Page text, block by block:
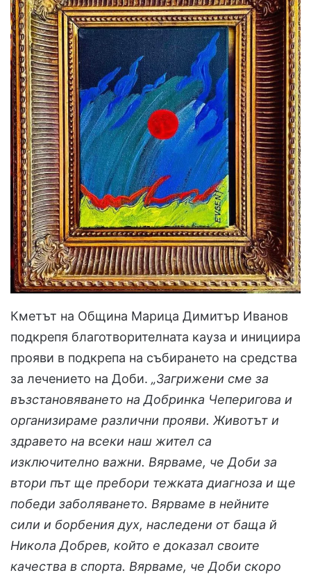
Кметът на Община Марица Димитър Иванов
подкрепя благотворителната кауза и инициира
прояви в подкрепа на събирането на средства
за лечението на Доби. „Загрижени сме за
възстановяването на Добринка Чеперигова и
организираме различни прояви. Животът и
здравето на всеки наш жител са
изключително важни. Вярваме, че Доби за
втори път ще пребори тежката диагноза и ще
победи заболяването. Вярваме в нейните
сили и борбения дух, наследени от баща й
Никола Добрев, който е доказал своите
качества в спорта. Вярваме, че Доби скоро